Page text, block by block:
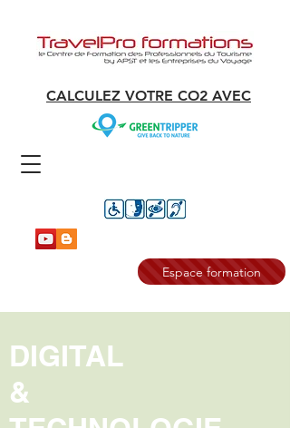
CALCULEZ VOTRE CO2 AVEC
Espace formation
DIGITAL
&